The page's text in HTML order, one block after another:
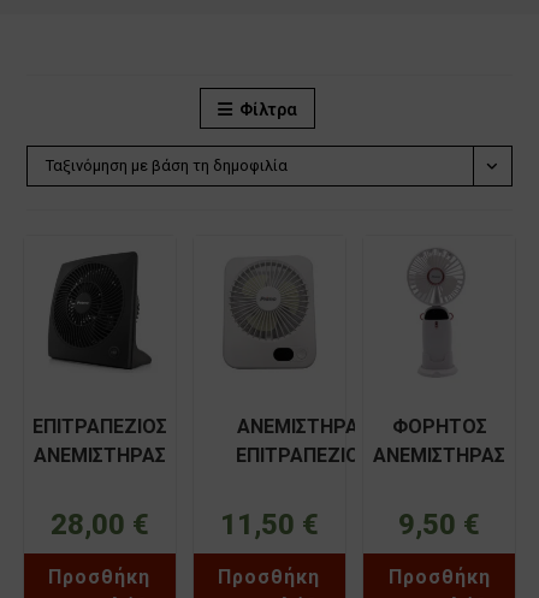
Φίλτρα
Ταξινόμηση με βάση τη δημοφιλία
ΕΠΙΤΡΑΠΕΖΙΟΣ
ΑΝΕΜΙΣΤΗΡΑΣ
230V PRIMO
15827
28,00 €
Προσθήκη
ΑΝΕΜΙΣΤΗΡΑΣ
ΕΠΙΤΡΑΠΕΖΙΟΣ
USB TYPE C 5W PRIMO
PRMF-80692
11,50 €
Προσθήκη
ΦΟΡΗΤΟΣ
ΑΝΕΜΙΣΤΗΡΑΣ
ΕΠΑΝΑΦ. PRIMO
PRMF-80695
9,50 €
Προσθήκη